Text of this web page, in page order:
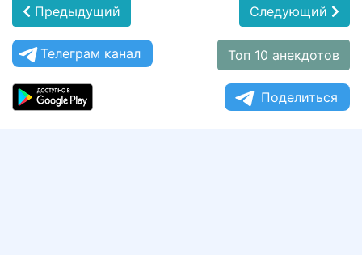
Предыдущий Следующий
Телеграм канал Топ 10 анекдотов
Поделиться